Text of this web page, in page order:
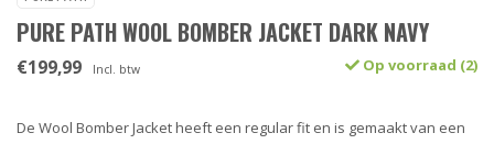
PURE PATH WOOL BOMBER JACKET DARK NAVY
€199,99 Incl. btw Op voorraad (2)
De Wool Bomber Jacket heeft een regular fit en is gemaakt van een